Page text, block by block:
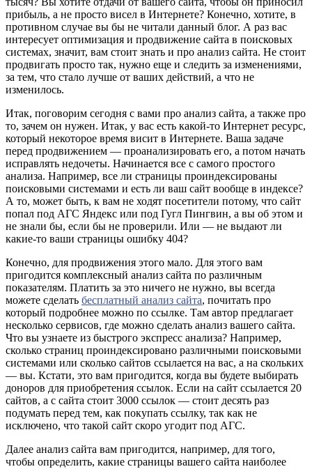
прибыль, а не просто висел в Интернете? Конечно, хотите, в
противном случае вы бы не читали данный блог. А раз вас
интересует оптимизация и продвижение сайта в поисковых
системах, значит, вам стоит знать и про анализ сайта. Не стоит
продвигать просто так, нужно еще и следить за изменениями,
за тем, что стало лучше от ваших действий, а что не
изменилось.
Итак, поговорим сегодня с вами про анализ сайта, а также про
то, зачем он нужен. Итак, у вас есть какой-то Интернет ресурс,
который некоторое время висит в Интернете. Ваша задаче
перед продвижением — проанализировать его, а потом начать
исправлять недочеты. Начинается все с самого простого
анализа. Например, все ли страницы проиндексированы
поисковыми системами и есть ли ваш сайт вообще в индексе?
А то, может быть, к вам не ходят посетители потому, что сайт
попал под АГС Яндекс или под Гугл Пингвин, а вы об этом и
не знали бы, если бы не проверили. Или — не выдают ли
какие-то ваши страницы ошибку 404?
Конечно, для продвижения этого мало. Для этого вам
пригодится комплексный анализ сайта по различным
показателям. Платить за это ничего не нужно, вы всегда
можете сделать бесплатный анализ сайта, почитать про
который подробнее можно по ссылке. Там автор предлагает
несколько сервисов, где можно сделать анализ вашего сайта.
Что вы узнаете из быстрого экспресс анализа? Например,
сколько страниц проиндексировано различными поисковыми
системами или сколько сайтов ссылается на вас, а на скольких
— вы. Кстати, это вам пригодится, когда вы будете выбирать
доноров для приобретения ссылок. Если на сайт ссылается 20
сайтов, а с сайта стоит 3000 ссылок — стоит десять раз
подумать перед тем, как покупать ссылку, так как не
исключено, что такой сайт скоро угодит под АГС.
Далее анализ сайта вам пригодится, например, для того,
чтобы определить, какие страницы вашего сайта наиболее